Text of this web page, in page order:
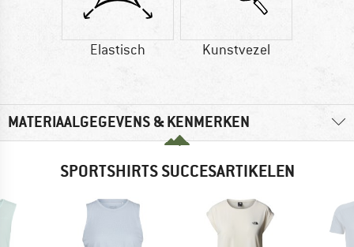
Elastisch Kunstvezel
MATERIAALGEGEVENS & KENMERKEN
SPORTSHIRTS SUCCESARTIKELEN